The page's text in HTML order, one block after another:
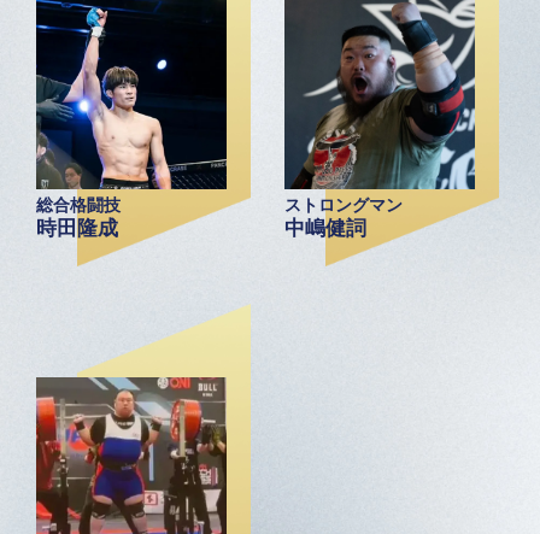
総合格闘技
時田隆成
ストロングマン
中嶋健詞